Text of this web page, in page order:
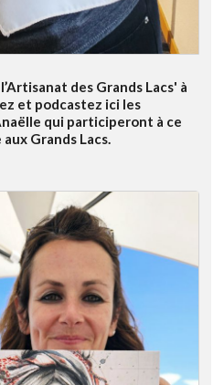
des Grands Lacs' à
et podcastez ici les
qui participeront à ce
Grands Lacs.